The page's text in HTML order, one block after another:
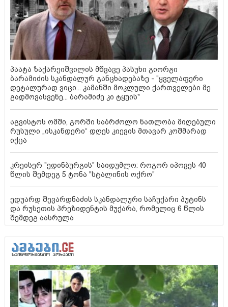
პაატა ზაქარეიშვილის მწვავე პასუხი გიორგი
ბარამიძის სკანდალურ განცხადებაზე - "ყველაფერი
დეტალურად ვიცი... კამანში მოკლული ქართველები მე
გადმოვასვენე... ბარამიძე კი ტყუის"
აგვისტოს ომში, გორში საბრძოლო ნათლობა მიღებული
რუსული „ისკანდერი“ დღეს კიევის მთავარ კოშმარად
იქცა
კრეისერ "ედინბურგის" საიდუმლო: როგორ იპოვეს 40
წლის შემდეგ 5 ტონა "სტალინის ოქრო"
ედუარდ შევარდნაძის სკანდალური საჩუქარი პუტინს
და რუსეთის პრეზიდენტის მუქარა, რომელიც 6 წლის
შემდეგ აასრულა